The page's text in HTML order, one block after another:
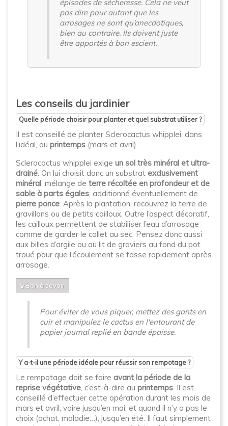
épisodes de sécheresse. Cela ne veut
pas dire pour autant que les
arrosages ne sont qu’anecdotiques,
bien au contraire. Ils doivent juste
être apportés à bon escient.
Les conseils du jardinier
Quelle période choisir pour planter et quel substrat utiliser ?
Il est conseillé de planter Sclerocactus whipplei, dans
l’idéal, au printemps (mars et avril).
Sclerocactus whipplei exige un sol très minéral et ultra-
drainé. On lui choisit donc un substrat exclusivement
minéral, mélange de terre récoltée en profondeur et de
sable à parts égales, additionné éventuellement de
pierre ponce. Après la plantation, recouvrez la terre de
gravillons ou de petits cailloux. Outre l’aspect décoratif,
les cailloux permettent de stabiliser l’eau d’arrosage
comme de garder le collet au sec. Pensez donc aussi
aux billes d’argile ou au lit de graviers au fond du pot
troué pour que l’écoulement se fasse rapidement après
arrosage.
Bon à savoir
Pour éviter de vous piquer, mettez des gants en
cuir et manipulez le cactus en l'entourant de
papier journal replié en bande épaisse.
Y a-t-il une période idéale pour réussir son rempotage ?
Le rempotage doit se faire avant la période de la
reprise végétative, c’est-à-dire au printemps. Il est
conseillé d’effectuer cette opération durant les mois de
mars et avril, voire jusqu’en mai, et quand il n’y a pas le
choix (achat, maladie…), jusqu’en été. Il faut simplement